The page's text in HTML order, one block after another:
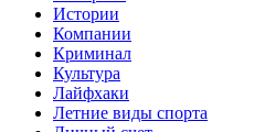
Истории
Компании
Криминал
Культура
Лайфхаки
Летние виды спорта